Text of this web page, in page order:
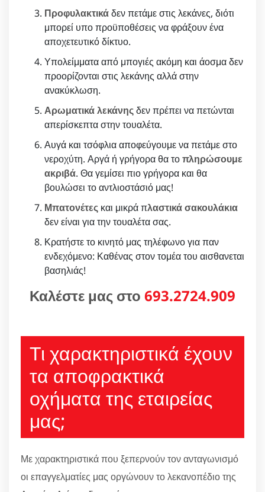
Προφυλακτικάδεν πετάμε στις λεκάνες, διότι
μπορεί υπο προϋποθέσεις να φράξουν ένα
αποχετευτικό δίκτυο.
Υπολείμματα από μπογιές ακόμη και άοσμα δεν
προορίζονται στις λεκάνης αλλά στην
ανακύκλωση.
Αρωματικά λεκάνηςδεν πρέπει να πετώνται
απερίσκεπτα στην τουαλέτα.
Αυγά και τσόφλια αποφεύγουμε να πετάμε στο
νεροχύτη. Αργά ή γρήγορα θα τοπληρώσουμε
ακριβά. Θα γεμίσει πιο γρήγορα και θα
βουλώσει το αντλιοστάσιό μας!
Μπατονέτες και μικρά πλαστικά σακουλάκια
δεν είναι για την τουαλέτα σας.
Κρατήστε το κινητό μας τηλέφωνο για παν
ενδεχόμενο: Καθένας στον τομέα του αισθανεται
βασηλιάς!
Καλέστε μας στο 693.2724.909
Τι χαρακτηριστικά έχουν
τα αποφρακτικά
οχήματα της εταιρείας
μας;
Με χαρακτηριστικά που ξεπερνούν τον ανταγωνισμό
οι επαγγελματίες μας οργώνουν το λεκανοπέδιο της